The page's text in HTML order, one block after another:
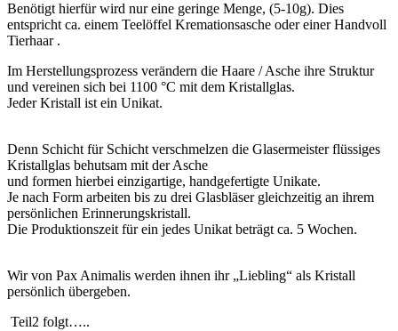
Benötigt hierfür wird nur eine geringe Menge, (5-10g). Dies
entspricht ca. einem Teelöffel Kremationsasche oder einer Handvoll
Tierhaar .
Im Herstellungsprozess verändern die Haare / Asche ihre Struktur
und vereinen sich bei 1100 °C mit dem Kristallglas.
Jeder Kristall ist ein Unikat.
Denn Schicht für Schicht verschmelzen die Glasermeister flüssiges
Kristallglas behutsam mit der Asche
und formen hierbei einzigartige, handgefertigte Unikate.
Je nach Form arbeiten bis zu drei Glasbläser gleichzeitig an ihrem
persönlichen Erinnerungskristall.
Die Produktionszeit für ein jedes Unikat beträgt ca. 5 Wochen.
Wir von Pax Animalis werden ihnen ihr „Liebling“ als Kristall
persönlich übergeben.
Teil2 folgt…..